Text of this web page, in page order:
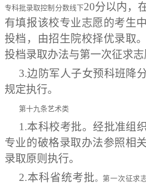
专科批录取控制分数线下20分以内，
有填报该校专业志愿的考生
投档，由招生院校择优录取
投档录取办法与第一次征求志
3.边防军人子女预科班降
规定执行。
第十九条艺术类
1.本科校考批。经批准组
专业的破格录取办法参照相
录取原则执行。
2.本科省统考批。第一次征求